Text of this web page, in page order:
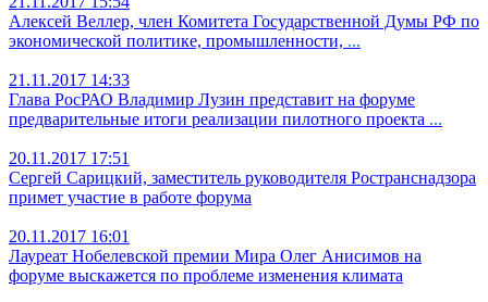
Алексей Веллер, член Комитета Государственной Думы РФ по
экономической политике, промышленности, ...
21.11.2017 14:33
Глава РосРАО Владимир Лузин представит на форуме
предварительные итоги реализации пилотного проекта ...
20.11.2017 17:51
Сергей Сарицкий, заместитель руководителя Ространснадзора
примет участие в работе форума
20.11.2017 16:01
Лауреат Нобелевской премии Мира Олег Анисимов на
форуме выскажется по проблеме изменения климата